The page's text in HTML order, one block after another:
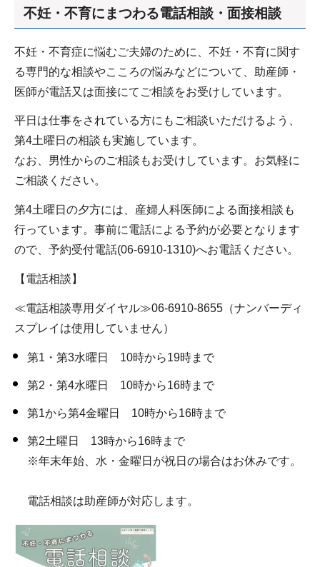
不妊・不育にまつわる電話相談・面接相談
不妊・不育症に悩むご夫婦のために、不妊・不育に関す
る専門的な相談やこころの悩みなどについて、助産師・
医師が電話又は面接にてご相談をお受けしています。
平日は仕事をされている方にもご相談いただけるよう、
第4土曜日の相談も実施しています。
なお、男性からのご相談もお受けしています。お気軽に
ご相談ください。
第4土曜日の夕方には、産婦人科医師による面接相談も
行っています。事前に電話による予約が必要となります
ので、予約受付電話(06-6910-1310)へお電話ください。
【電話相談】
≪電話相談専用ダイヤル≫06-6910-8655（ナンバーディ
スプレイは使用していません）
第1・第3水曜日 10時から19時まで
第2・第4水曜日 10時から16時まで
第1から第4金曜日 10時から16時まで
第2土曜日 13時から16時まで
※年末年始、水・金曜日が祝日の場合はお休みです。
電話相談は助産師が対応します。